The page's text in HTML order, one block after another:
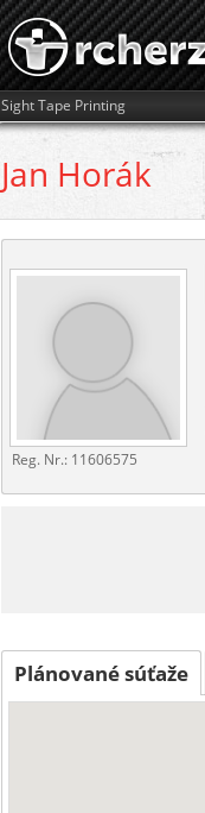
Sight Tape Printing
Jan Horák
Reg. Nr.: 11606575
Plánované súťaže